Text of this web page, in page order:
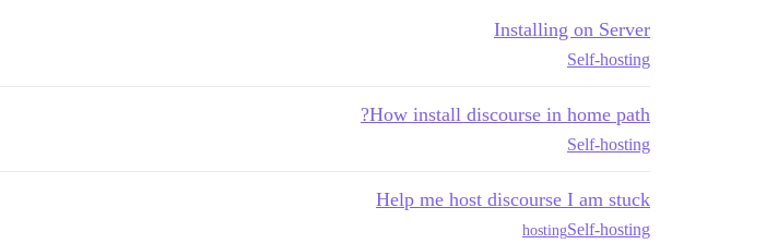
Installing on Server
Self-hosting
How install discourse in home path?
Self-hosting
Help me host discourse I am stuck
Self-hosting
hosting